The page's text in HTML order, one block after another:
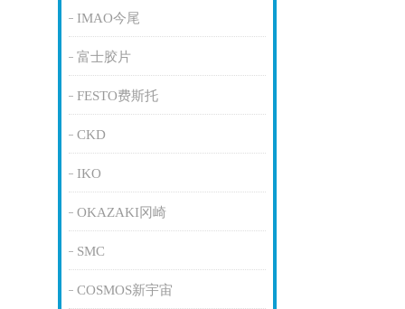
IMAO今尾
富士胶片
FESTO费斯托
CKD
IKO
OKAZAKI冈崎
SMC
COSMOS新宇宙